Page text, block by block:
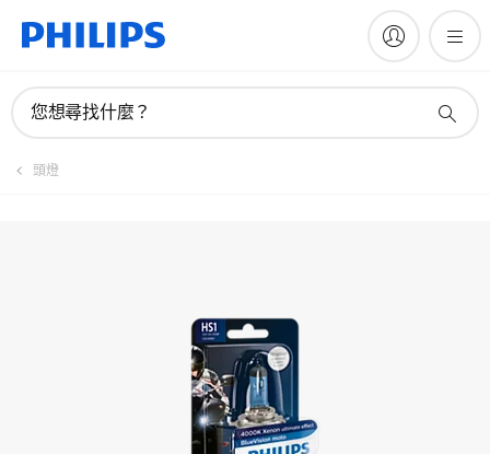
您想尋找什麼？
頭燈
註冊產品